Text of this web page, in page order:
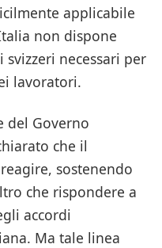
applicabile
non dispone
necessari per
lavoratori.
del Governo
che il
sostenendo
che rispondere a
accordi
Ma tale linea